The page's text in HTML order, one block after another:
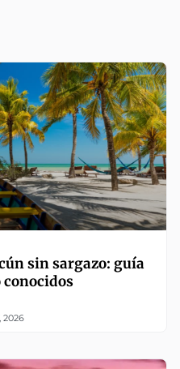
sin sargazo: guía
conocidos
2026